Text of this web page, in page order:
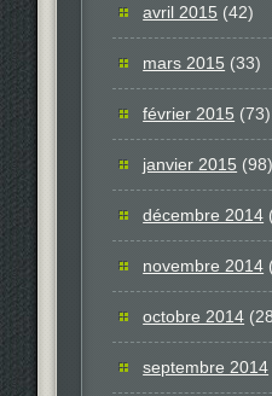
avril 2015 (42)
mars 2015 (33)
février 2015 (73)
janvier 2015 (98)
décembre 2014
novembre 2014
octobre 2014
septembre 2014